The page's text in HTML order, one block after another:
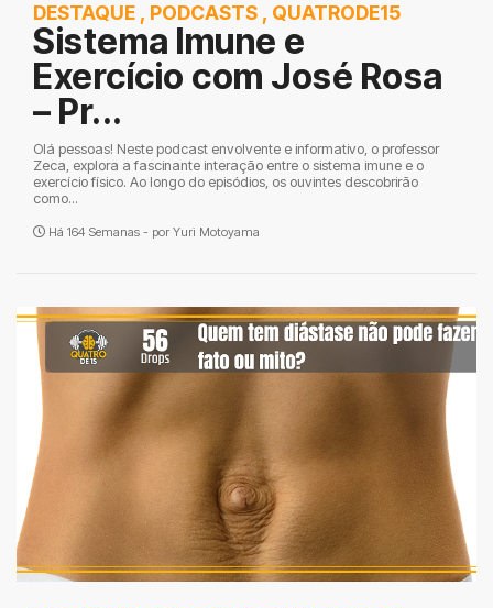
DESTAQUE , PODCASTS , QUATRODE15
Sistema Imune e
Exercício com José Rosa
– Pr...
Olá pessoas! Neste podcast envolvente e informativo, o professor
Zeca, explora a fascinante interação entre o sistema imune e o
exercício físico. Ao longo do episódios, os ouvintes descobrirão
como...
Há 164 Semanas - por Yuri Motoyama